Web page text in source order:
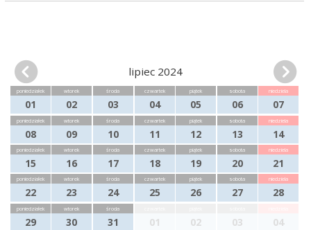
lipiec 2024
poniedziałek
01
wtorek
02
środa
03
czwartek
04
piątek
05
sobota
06
niedziela
07
poniedziałek
08
wtorek
09
środa
10
czwartek
11
piątek
12
sobota
13
niedziela
14
poniedziałek
15
wtorek
16
środa
17
czwartek
18
piątek
19
sobota
20
niedziela
21
poniedziałek
22
wtorek
23
środa
24
czwartek
25
piątek
26
sobota
27
niedziela
28
poniedziałek
29
wtorek
30
środa
31 01 02 03 04